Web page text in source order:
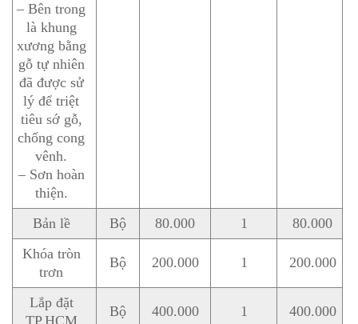
– Bên trong
là khung
xương bằng
gỗ tự nhiên
đã được sử
lý để triệt
tiêu sớ gỗ,
chống cong
vênh.
– Sơn hoàn
thiện.
Bản lề Bộ 80.000 1
80.000
Khóa tròn
trơn
Bộ 200.000 1 200.000
Lắp đặt
Bộ 400.000 1 400.000